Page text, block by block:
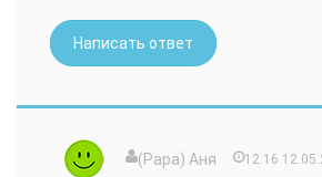
Написать ответ
(Papa) Аня 12:16